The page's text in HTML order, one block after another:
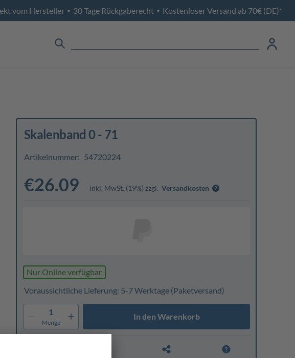
vom Hersteller • 30 Tage Rückgaberecht • Kostenloser Versand ab 70€ (DE)*
Skalenband 0 - 71
Artikelnummer: 54720224
€26.09 inkl. MwSt. (19%) zzgl. Versandkosten
Nur Online verfügbar
Voraussichtliche Lieferung: 5-7 Werktage(Paketversand)
1
Menge
In den Warenkorb